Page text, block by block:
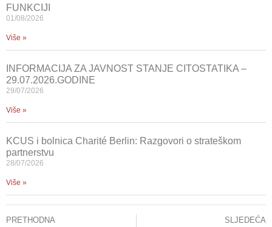
FUNKCIJI
01/08/2026
Više »
INFORMACIJA ZA JAVNOST STANJE CITOSTATIKA –
29.07.2026.GODINE
29/07/2026
Više »
KCUS i bolnica Charité Berlin: Razgovori o strateškom
partnerstvu
28/07/2026
Više »
PRETHODNA SLJEDEĆA